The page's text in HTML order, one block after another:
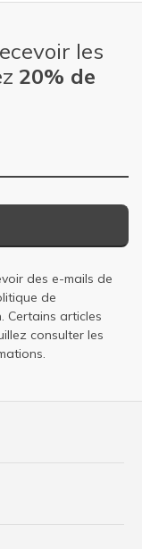
les
20% de
des e-mails de
de
. Certains articles
consulter les